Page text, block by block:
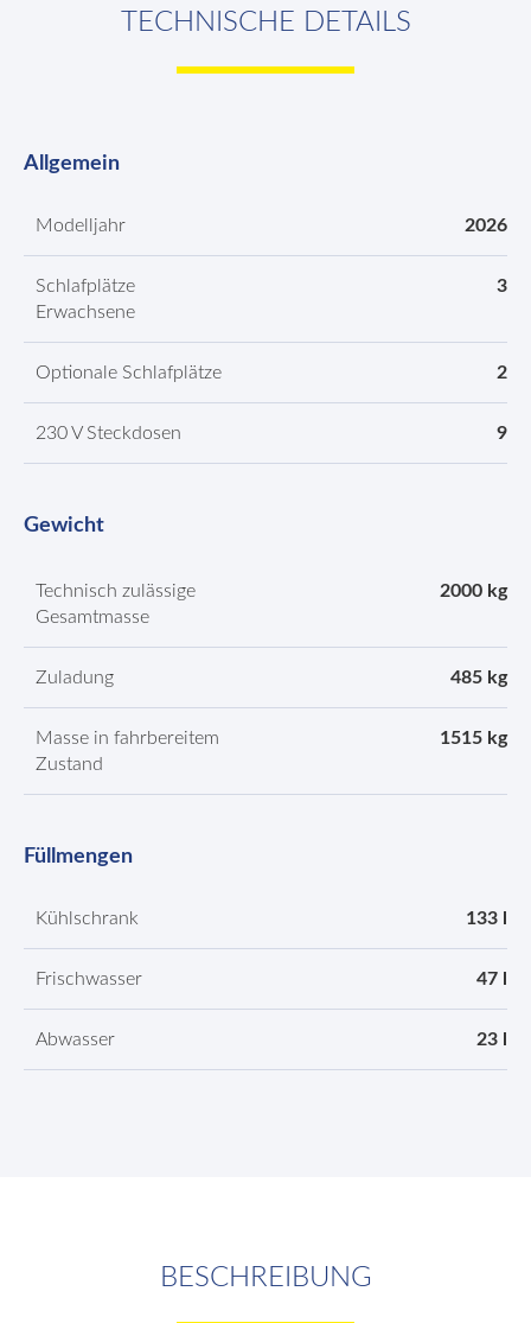
TECHNISCHE DETAILS
Allgemein
Modelljahr 2026
Schlafplätze
Erwachsene
3
Optionale Schlafplätze 2
230 V Steckdosen 9
Gewicht
Technisch zulässige
Gesamtmasse
2000 kg
Zuladung 485 kg
Masse in fahrbereitem
Zustand
1515 kg
Füllmengen
Kühlschrank 133 l
Frischwasser 47 l
Abwasser 23 l
BESCHREIBUNG